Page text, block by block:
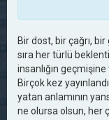
Bir dost, bir çağrı,
sıra her türlü
insanlığın
Birçok kez
yatan anlamının
ne olursa olsun, her